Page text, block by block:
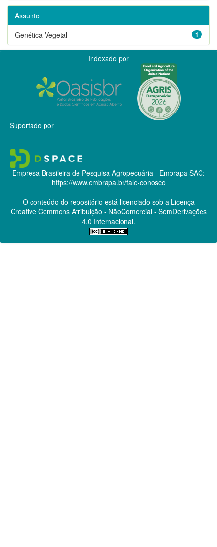
Assunto
1
Genética Vegetal
Indexado por
Suportado por
Empresa Brasileira de Pesquisa Agropecuária - Embrapa SAC:
https://www.embrapa.br/fale-conosco
O conteúdo do repositório está licenciado sob a Licença
Creative CommonsAtribuição - NãoComercial - SemDerivações
4.0 Internacional.